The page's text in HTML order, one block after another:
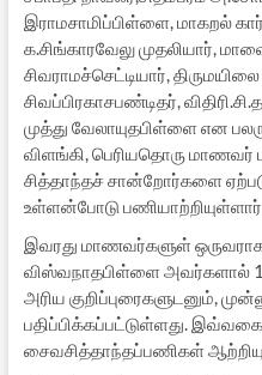
இராமசாமிப்பிள்ளை, மாகறல்
க.சிங்காரவேலு முதலியார்,
சிவராமச்செட்டியார், திருமயிலை
சிவப்பிரகாசபண்டிதர்,
முத்து வேலாயுதபிள்ளை என
விளங்கி, பெரியதொரு மாணவர்
சித்தாந்தச் சான்றோர்களை
உள்ளன்போடு
இவரது மாணவர்களுள்
விஸ்வநாதபிள்ளை அவர்களால்
அரிய குறிப்புரைகளுடனும்,
பதிப்பிக்கப்பட்டுள்ளது.
சைவசித்தாந்தப்பணிகள்